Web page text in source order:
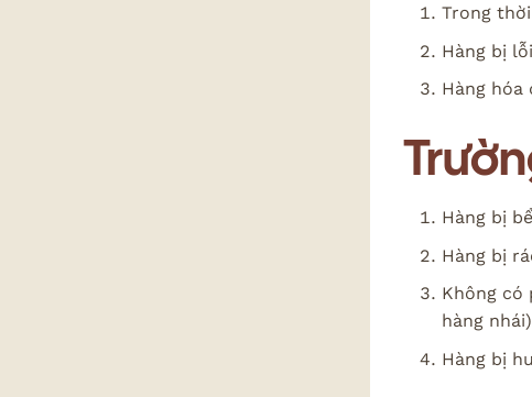
Trong
Hàng bị
Hàng hóa
Hàng bị
Hàng bị
Không có
hàng
Hàng bị